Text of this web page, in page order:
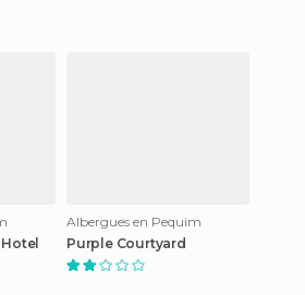
Albergues en Pequim
Purple Courtyard